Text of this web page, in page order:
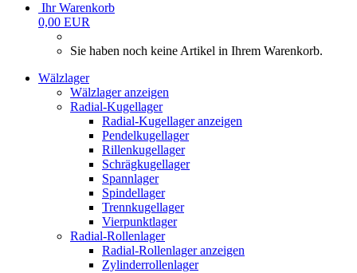
Ihr Warenkorb
0,00 EUR
Sie haben noch keine Artikel in Ihrem Warenkorb.
Wälzlager
Wälzlager anzeigen
Radial-Kugellager
Radial-Kugellager anzeigen
Pendelkugellager
Rillenkugellager
Schrägkugellager
Spannlager
Spindellager
Trennkugellager
Vierpunktlager
Radial-Rollenlager
Radial-Rollenlager anzeigen
Zylinderrollenlager